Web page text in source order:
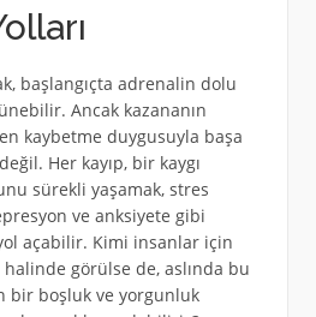
başlangıçta adrenalin dolu
Ancak kazananın
kaybetme duygusuyla başa
Her kayıp, bir kaygı
sürekli yaşamak, stres
ve anksiyete gibi
açabilir. Kimi insanlar için
görülse de, aslında bu
bir boşluk ve yorgunluk